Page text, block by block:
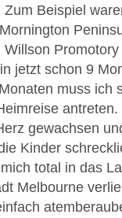
Zum Beispiel
jetzt schon 9
muss ich
gewachsen
Kinder
total in das
Melbourne